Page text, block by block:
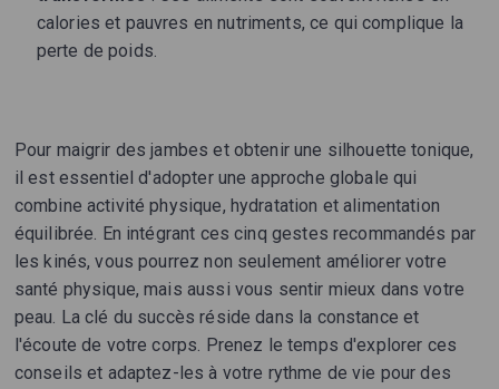
calories et pauvres en nutriments, ce qui complique la
perte de poids.
Pour maigrir des jambes et obtenir une silhouette tonique,
il est essentiel d'adopter une approche globale qui
combine activité physique, hydratation et alimentation
équilibrée. En intégrant ces cinq gestes recommandés par
les kinés, vous pourrez non seulement améliorer votre
santé physique, mais aussi vous sentir mieux dans votre
peau. La clé du succès réside dans la constance et
l'écoute de votre corps. Prenez le temps d'explorer ces
conseils et adaptez-les à votre rythme de vie pour des